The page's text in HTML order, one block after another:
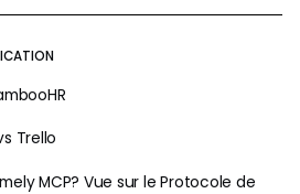
Trello
MCP? Vue sur le Protocole de